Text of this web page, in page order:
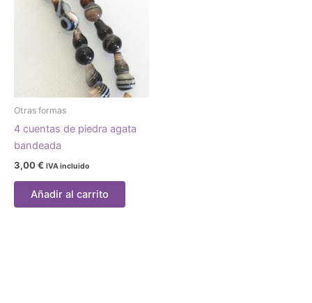
Otras formas
4 cuentas de piedra agata
bandeada
3,00€ IVA incluido
Añadir al carrito